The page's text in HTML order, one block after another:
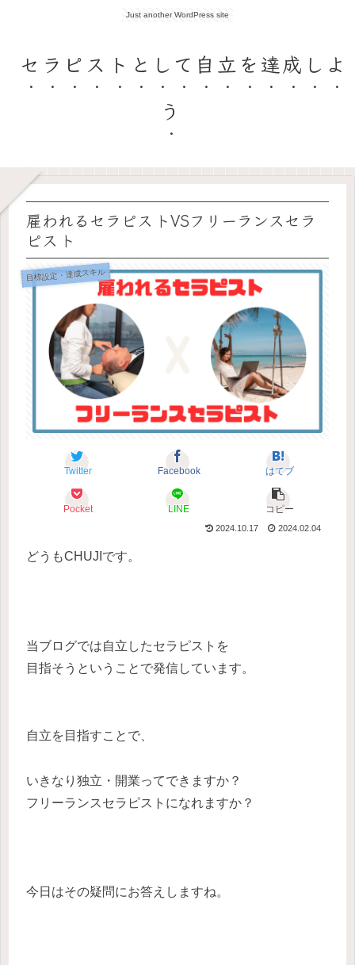
Just another WordPress site
セラピストとして自立を達成しよ
う
雇われるセラピストVSフリーランスセラ
ピスト
目標設定・達成スキル
Twitter Facebook はてブ
Pocket LINE コピー
2024.10.17 2024.02.04
どうもCHUJIです。
当ブログでは自立したセラピストを
目指そうということで発信しています。
自立を目指すことで、
いきなり独立・開業ってできますか？
フリーランスセラピストになれますか？
今日はその疑問にお答えしますね。